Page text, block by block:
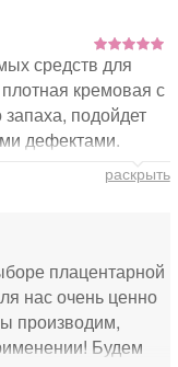
средств для
кремовая с
подойдет
дефектами.
заключении
внушительных
обязательно
раскрыть
плацентарной
нас очень ценно
производим,
Будем